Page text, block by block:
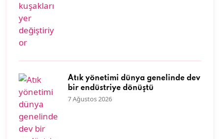
Atık yönetimi dünya genelinde dev
bir endüstriye dönüştü
7 Ağustos 2026